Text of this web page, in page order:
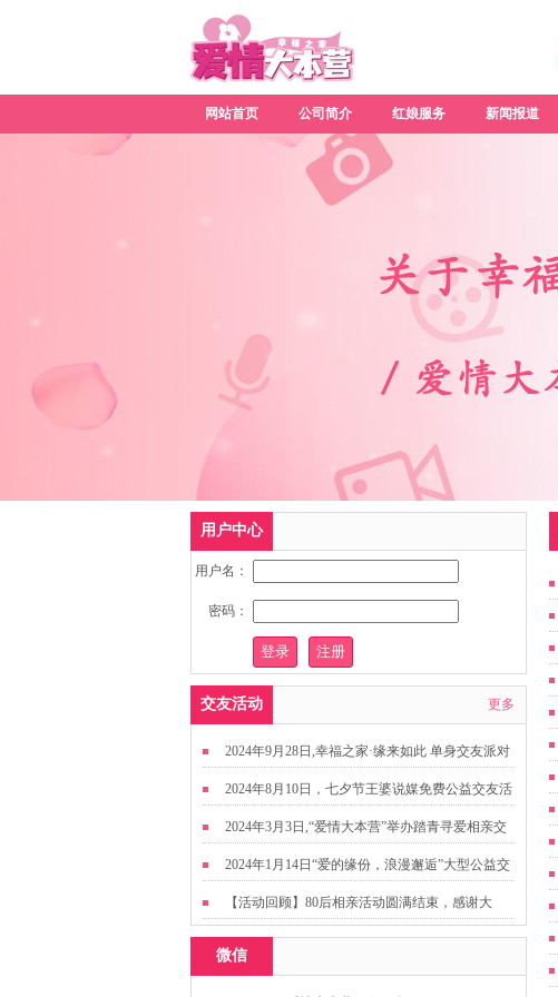
网站首页 公司简介 红娘服务 新闻报道
用户中心
用户名：
密码：
交友活动 更多
2024年9月28日,幸福之家·缘来如此 单身交友派对
2024年8月10日，七夕节王婆说媒免费公益交友活
动
2024年3月3日,“爱情大本营”举办踏青寻爱相亲交
友活动
2024年1月14日“爱的缘份，浪漫邂逅”大型公益交
友活动
【活动回顾】80后相亲活动圆满结束，感谢大
家，走出来才有机会扩大缘分哦~
微信